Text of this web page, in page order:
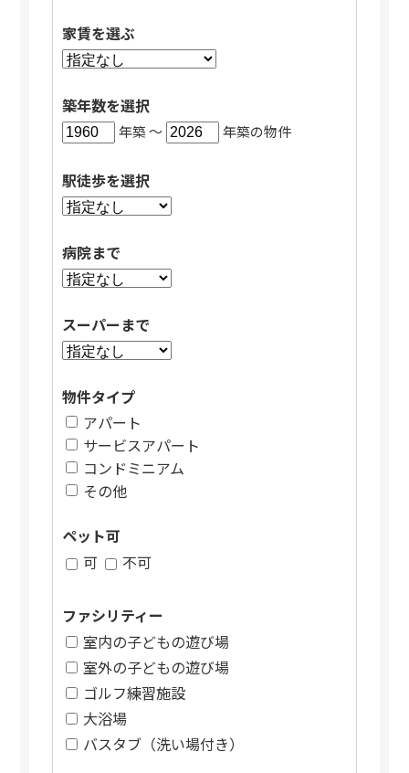
家賃を選ぶ
築年数を選択
年築 〜 年築の物件
駅徒歩を選択
病院まで
スーパーまで
物件タイプ
アパート
サービスアパート
コンドミニアム
その他
ペット可
可
不可
ファシリティー
室内の子どもの遊び場
室外の子どもの遊び場
ゴルフ練習施設
大浴場
バスタブ（洗い場付き）